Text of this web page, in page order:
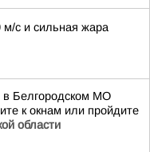
с и сильная жара
Белгородском МО
к окнам или пройдите
области